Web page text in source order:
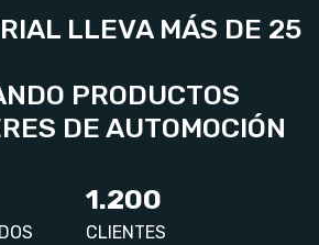
LLEVA MÁS DE 25
PRODUCTOS
DE AUTOMOCIÓN
1.200
CLIENTES